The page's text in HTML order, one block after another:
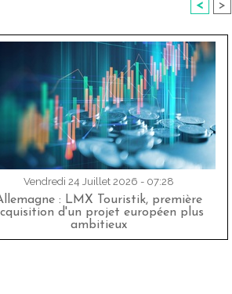
< >
Vendredi 24 Juillet 2026 - 07:28
: LMX Touristik, première
d'un projet européen plus
ambitieux